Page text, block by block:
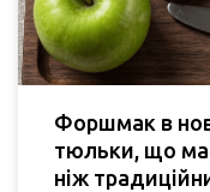
Форшмак в
тюльки, що
ніж